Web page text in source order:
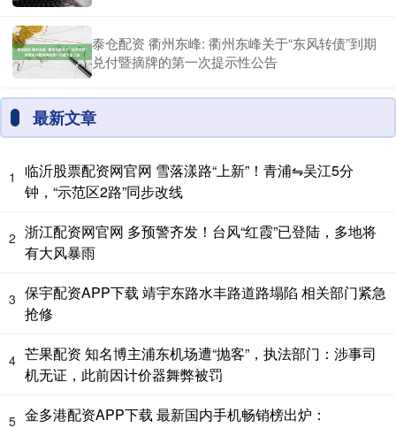
泰仓配资 衢州东峰: 衢州东峰关于“东风转债”到期
兑付暨摘牌的第一次提示性公告
最新文章
1
临沂股票配资网官网 雪落漾路“上新”！青浦⇋吴江5分
钟，“示范区2路”同步改线
2 浙江配资网官网 多预警齐发！台风“红霞”已登陆，多地将
有大风暴雨
3 保宇配资APP下载 靖宇东路水丰路道路塌陷 相关部门紧急
抢修
4 芒果配资 知名博主浦东机场遭“抛客”，执法部门：涉事司
机无证，此前因计价器舞弊被罚
5 金多港配资APP下载 最新国内手机畅销榜出炉：